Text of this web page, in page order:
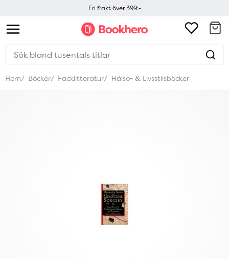
Fri frakt över 399:-
Hem Böcker Facklitteratur Hälso- & Livsstilsböcker